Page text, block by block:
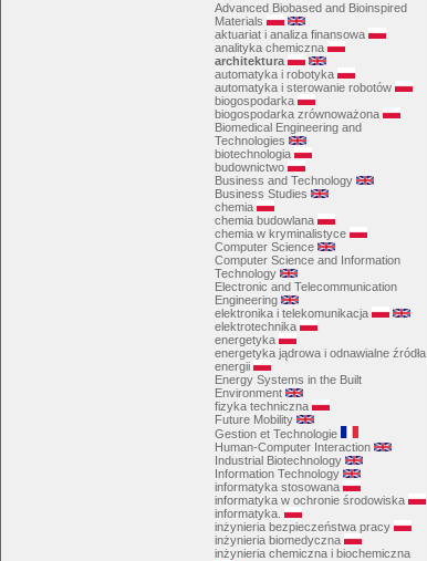
Advanced Biobased and Bioinspired
Materials
aktuariat i analiza finansowa
analityka chemiczna
architektura
automatyka i robotyka
automatyka i sterowanie robotów
biogospodarka
biogospodarka zrównoważona
Biomedical Engineering and
Technologies
biotechnologia
budownictwo
Business and Technology
Business Studies
chemia
chemia budowlana
chemia w kryminalistyce
Computer Science
Computer Science and Information
Technology
Electronic and Telecommunication
Engineering
elektronika i telekomunikacja
elektrotechnika
energetyka
energetyka jądrowa i odnawialne źródła
energii
Energy Systems in the Built
Environment
fizyka techniczna
Future Mobility
Gestion et Technologie
Human-Computer Interaction
Industrial Biotechnology
Information Technology
informatyka stosowana
informatyka w ochronie środowiska
informatyka.
inżynieria bezpieczeństwa pracy
inżynieria biomedyczna
inżynieria chemiczna i biochemiczna